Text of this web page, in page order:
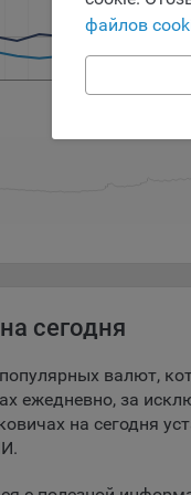
файлов
Общество
рекламу
Общества.
страниц.
Помимо
Июль 15
сегодня
валют,
ежедневно, за
на сегодня